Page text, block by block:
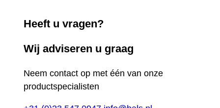
Heeft u vragen?
Wij adviseren u graag
Neem contact op met één van onze
productspecialisten